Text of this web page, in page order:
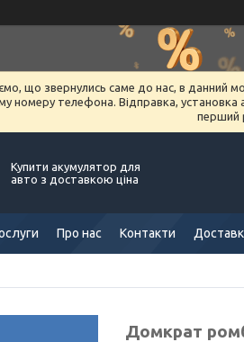
що звернулись саме до нас, в данний
номеру телефона. Відправка, установка
перший
Купити акумулятор для
авто з доставкою ціна
Про нас Контакти
Домкрат